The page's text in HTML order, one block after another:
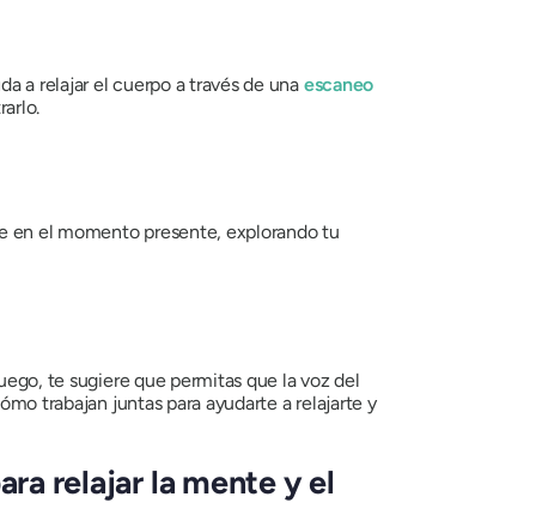
a relajar el cuerpo a través de una escaneo
en el momento presente, explorando tu
te sugiere que permitas que la voz del
trabajan juntas para ayudarte a relajarte y
relajar la mente y el